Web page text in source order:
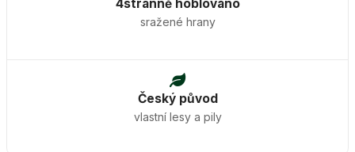
4stranně hoblováno
sražené hrany
Český původ
vlastní lesy a pily